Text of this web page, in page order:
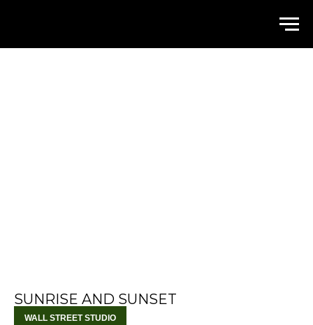
SUNRISE AND SUNSET
WALL STREET STUDIO